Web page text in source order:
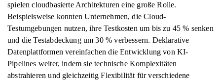
spielen cloudbasierte Architekturen eine große Rolle.
Beispielsweise konnten Unternehmen, die Cloud-
Testumgebungen nutzen, ihre Testkosten um bis zu 45 % senken
und die Testabdeckung um 30 % verbessern. Deklarative
Datenplattformen vereinfachen die Entwicklung von KI-
Pipelines weiter, indem sie technische Komplexitäten
abstrahieren und gleichzeitig Flexibilität für verschiedene